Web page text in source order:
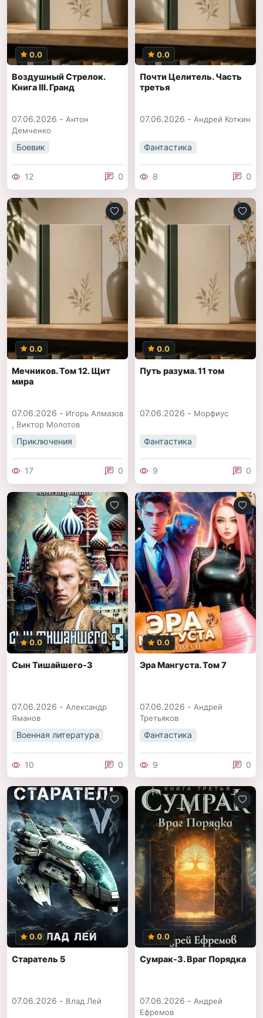
0.0
Воздушный Стрелок.
Книга III. Гранд
07.06.2026 - Антон
Демченко
Боевик
12 0
0.0
Почти Целитель. Часть
третья
07.06.2026 - Андрей Коткин
Фантастика
8 0
0.0
Мечников. Том 12. Щит
мира
07.06.2026 - Игорь Алмазов
, Виктор Молотов
Приключения
17 0
0.0
Путь разума. 11 том
07.06.2026 - Морфиус
Фантастика
9 0
0.0
Сын Тишайшего-3
07.06.2026 - Александр
Яманов
Военная литература
10 0
0.0
Эра Мангуста. Том 7
07.06.2026 - Андрей
Третьяков
Фантастика
9 0
0.0
Старатель 5
07.06.2026 - Влад Лей
0.0
Сумрак-3. Враг Порядка
07.06.2026 - Андрей
Ефремов